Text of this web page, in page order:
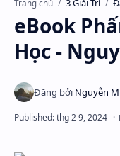
Trang chủ 3 Giải Trí
eBook
Học -